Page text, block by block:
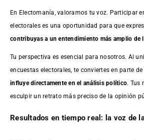
En Electomanía, valoramos tu voz. Participar
electorales es una oportunidad para que
contribuyas a un entendimiento más amplio de
Tu perspectiva es esencial para nosotros. Al
encuestas electorales, te conviertes en parte
influye directamente en el análisis político. Tus
esculpir un retrato más preciso de la opinión
Resultados en tiempo real: la voz de